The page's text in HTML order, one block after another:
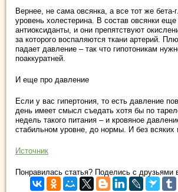
Вернее, не сама овсянка, а все тот же
уровень холестерина. В состав овсянки еще
антиоксиданты, и они препятствуют
за которого воспаляются ткани артерий.
падает давление – так что гипотоникам
поаккуратней.
И еще про давление
Если у вас гипертония, то есть давление
день имеет смысл съедать хотя бы по
недель такого питания – и кровяное
стабильном уровне, до нормы. И без всяких
Источник
Понравилась статья? Поделись с друзьями